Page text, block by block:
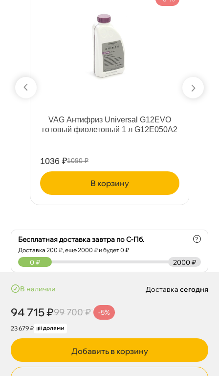
VAG Антифриз Universal G12EVO
отовый фиолетовый 1 л G12E050A2
1036 ₽1090 ₽
корзину
Бесплатная доставка завтра по С-Пб.
Доставка200 ₽, еще2000 ₽ и будет 0 ₽
?
2000 ₽
0 ₽
наличии
94 715 ₽99 700 ₽ -5%
23 679 ₽
Доставка сегодня
Добавить в корзину